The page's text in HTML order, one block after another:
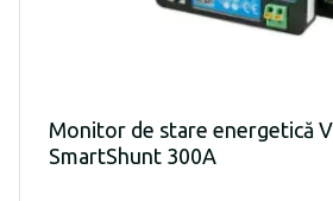
Monitor de stare energetică
SmartShunt 300A